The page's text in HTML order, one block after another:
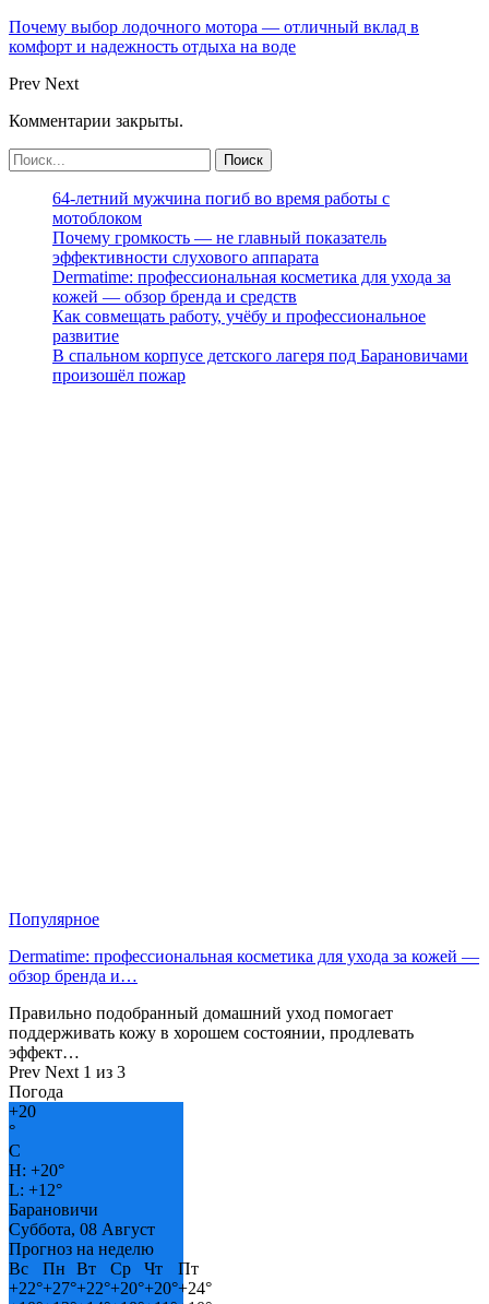
Почему выбор лодочного мотора — отличный вклад в
комфорт и надежность отдыха на воде
Prev Next
Комментарии закрыты.
64-летний мужчина погиб во время работы с
мотоблоком
Почему громкость — не главный показатель
эффективности слухового аппарата
Dermatime: профессиональная косметика для ухода за
кожей — обзор бренда и средств
Как совмещать работу, учёбу и профессиональное
развитие
В спальном корпусе детского лагеря под Барановичами
произошёл пожар
Популярное
Dermatime: профессиональная косметика для ухода за кожей —
обзор бренда и…
Правильно подобранный домашний уход помогает
поддерживать кожу в хорошем состоянии, продлевать
эффект…
Prev Next 1 из 3
Погода
+20
°
C
H: +20°
L: +12°
Барановичи
Суббота, 08 Август
Прогноз на неделю
Вс
Пн Вт Ср Чт
Пт
+22°+27°+22°+20°+20°+24°